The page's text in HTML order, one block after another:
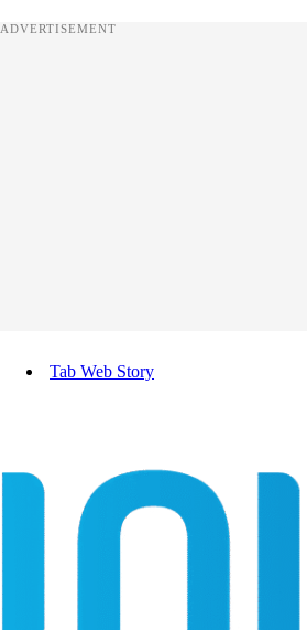
ADVERTISEMENT
Tab Web Story